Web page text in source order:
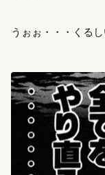
うぉぉ・・・くるし